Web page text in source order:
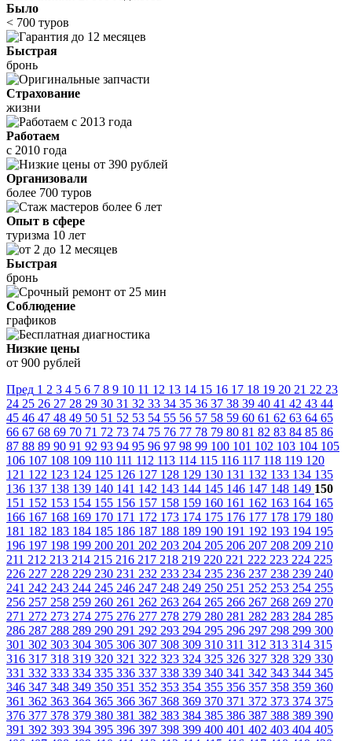
Было
< 700 туров
Быстрая
бронь
Страхование
жизни
Работаем
с 2010 года
Организовали
более 700 туров
Опыт в сфере
туризма 10 лет
Быстрая
бронь
Соблюдение
графиков
Низкие цены
от 900 рублей
Пред 1 2 3 4 5 6 7 8 9 10 11 12 13 14 15 16 17 18 19 20 21 22 23
24 25 26 27 28 29 30 31 32 33 34 35 36 37 38 39 40 41 42 43 44
45 46 47 48 49 50 51 52 53 54 55 56 57 58 59 60 61 62 63 64 65
66 67 68 69 70 71 72 73 74 75 76 77 78 79 80 81 82 83 84 85 86
87 88 89 90 91 92 93 94 95 96 97 98 99 100 101 102 103 104 105
106 107 108 109 110 111 112 113 114 115 116 117 118 119 120
121 122 123 124 125 126 127 128 129 130 131 132 133 134 135
136 137 138 139 140 141 142 143 144 145 146 147 148 149 150
151 152 153 154 155 156 157 158 159 160 161 162 163 164 165
166 167 168 169 170 171 172 173 174 175 176 177 178 179 180
181 182 183 184 185 186 187 188 189 190 191 192 193 194 195
196 197 198 199 200 201 202 203 204 205 206 207 208 209 210
211 212 213 214 215 216 217 218 219 220 221 222 223 224 225
226 227 228 229 230 231 232 233 234 235 236 237 238 239 240
241 242 243 244 245 246 247 248 249 250 251 252 253 254 255
256 257 258 259 260 261 262 263 264 265 266 267 268 269 270
271 272 273 274 275 276 277 278 279 280 281 282 283 284 285
286 287 288 289 290 291 292 293 294 295 296 297 298 299 300
301 302 303 304 305 306 307 308 309 310 311 312 313 314 315
316 317 318 319 320 321 322 323 324 325 326 327 328 329 330
331 332 333 334 335 336 337 338 339 340 341 342 343 344 345
346 347 348 349 350 351 352 353 354 355 356 357 358 359 360
361 362 363 364 365 366 367 368 369 370 371 372 373 374 375
376 377 378 379 380 381 382 383 384 385 386 387 388 389 390
391 392 393 394 395 396 397 398 399 400 401 402 403 404 405